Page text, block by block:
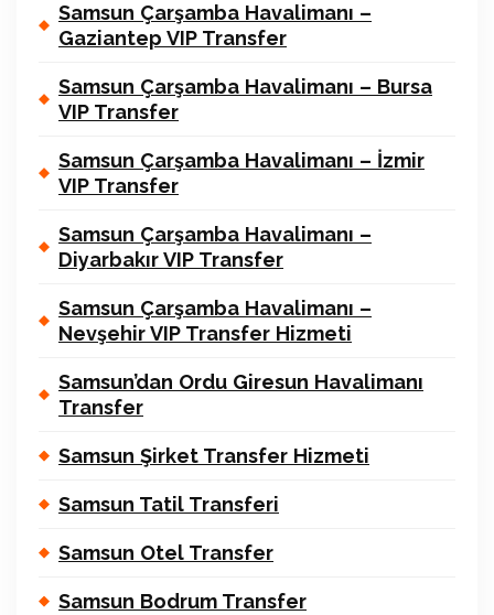
Samsun Çarşamba Havalimanı –
Gaziantep VIP Transfer
Samsun Çarşamba Havalimanı – Bursa
VIP Transfer
Samsun Çarşamba Havalimanı – İzmir
VIP Transfer
Samsun Çarşamba Havalimanı –
Diyarbakır VIP Transfer
Samsun Çarşamba Havalimanı –
Nevşehir VIP Transfer Hizmeti
Samsun’dan Ordu Giresun Havalimanı
Transfer
Samsun Şirket Transfer Hizmeti
Samsun Tatil Transferi
Samsun Otel Transfer
Samsun Bodrum Transfer